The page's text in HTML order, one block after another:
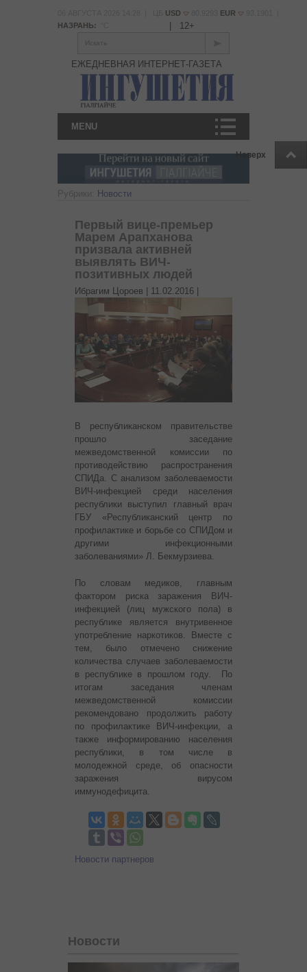
Наверх
USD EUR
НАЗРАНЬ:
12+
Искать
ЕЖЕДНЕВНАЯ ИНТЕРНЕТ-ГАЗЕТА
MENU
Рубрики: Новости
Первый вице-премьер
Марем Арапханова
призвала активней
выявлять ВИЧ-
позитивных людей
Ибрагим Цороев | 11.02.2016
В республиканском правительстве
прошло заседание
межведомственной комиссии по
противодействию распространения
СПИДа. С анализом заболеваемости
ВИЧ-инфекцией среди населения
республики выступил главный врач
ГБУ «Республиканский центр по
профилактике и борьбе со СПИДом и
другими инфекционными
заболеваниями» Л. Бекмурзиева.
По словам медиков, главным
фактором риска заражения ВИЧ-
инфекцией (лиц мужского пола) в
республике является внутривенное
употребление наркотиков. Вместе с
тем, было отмечено снижение
количества случаев заболеваемости
в республике в прошлом году. По
итогам заседания членам
межведомственной комиссии
рекомендовано продолжить работу
по профилактике ВИЧ-инфекции, а
также информированию населения
республики, в том числе в
молодежной среде, об опасности
заражения вирусом
иммунодефицита.
Новости партнеров
Новости